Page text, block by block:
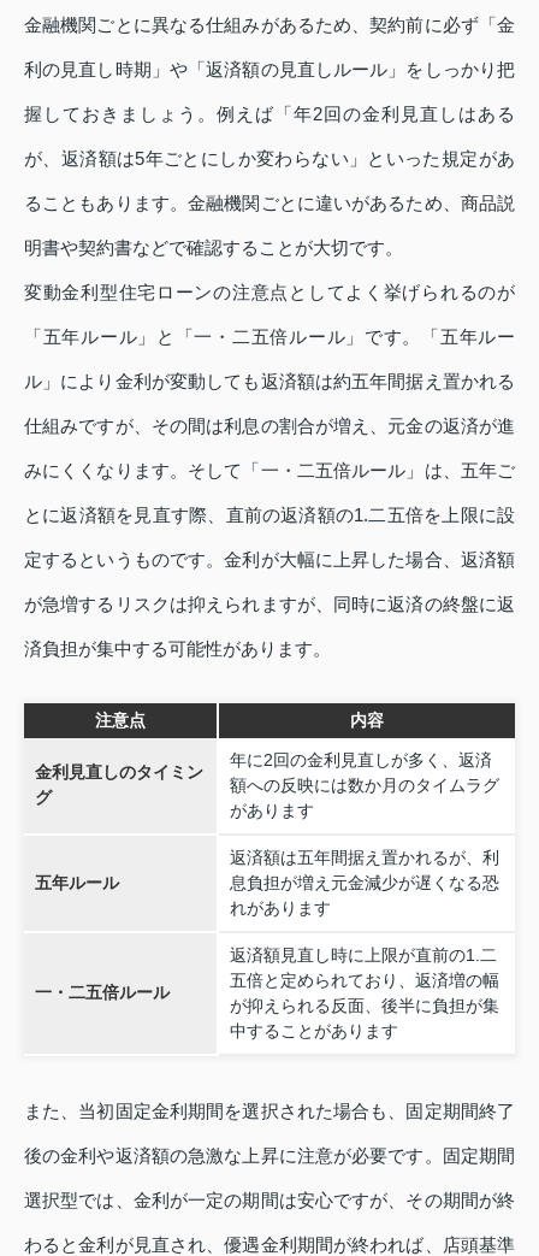
金融機関ごとに異なる仕組みがあるため、契約前に必ず「金
利の見直し時期」や「返済額の見直しルール」をしっかり把
握しておきましょう。例えば「年2回の金利見直しはある
が、返済額は5年ごとにしか変わらない」といった規定があ
ることもあります。金融機関ごとに違いがあるため、商品説
明書や契約書などで確認することが大切です。
変動金利型住宅ローンの注意点としてよく挙げられるのが
「五年ルール」と「一・二五倍ルール」です。「五年ルー
ル」により金利が変動しても返済額は約五年間据え置かれる
仕組みですが、その間は利息の割合が増え、元金の返済が進
みにくくなります。そして「一・二五倍ルール」は、五年ご
とに返済額を見直す際、直前の返済額の1.二五倍を上限に設
定するというものです。金利が大幅に上昇した場合、返済額
が急増するリスクは抑えられますが、同時に返済の終盤に返
済負担が集中する可能性があります。
注意点 内容
金利見直しのタイミン
グ
年に2回の金利見直しが多く、返済
額への反映には数か月のタイムラグ
があります
五年ルール
返済額は五年間据え置かれるが、利
息負担が増え元金減少が遅くなる恐
れがあります
一・二五倍ルール
返済額見直し時に上限が直前の1.二
五倍と定められており、返済増の幅
が抑えられる反面、後半に負担が集
中することがあります
また、当初固定金利期間を選択された場合も、固定期間終了
後の金利や返済額の急激な上昇に注意が必要です。固定期間
選択型では、金利が一定の期間は安心ですが、その期間が終
わると金利が見直され、優遇金利期間が終われば、店頭基準